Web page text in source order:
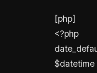
[php]
<?php
$datetime